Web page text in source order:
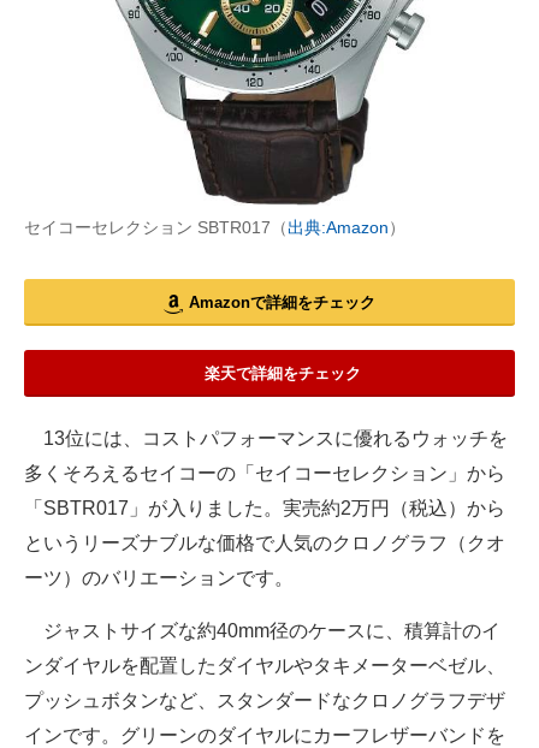
セイコーセレクション SBTR017（出典:Amazon）
Amazonで詳細をチェック
楽天で詳細をチェック
13位には、コストパフォーマンスに優れるウォッチを
多くそろえるセイコーの「セイコーセレクション」から
「SBTR017」が入りました。実売約2万円（税込）から
というリーズナブルな価格で人気のクロノグラフ（クオ
ーツ）のバリエーションです。
ジャストサイズな約40mm径のケースに、積算計のイ
ンダイヤルを配置したダイヤルやタキメーターベゼル、
プッシュボタンなど、スタンダードなクロノグラフデザ
インです。グリーンのダイヤルにカーフレザーバンドを